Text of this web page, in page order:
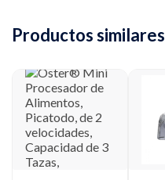
Productos similares